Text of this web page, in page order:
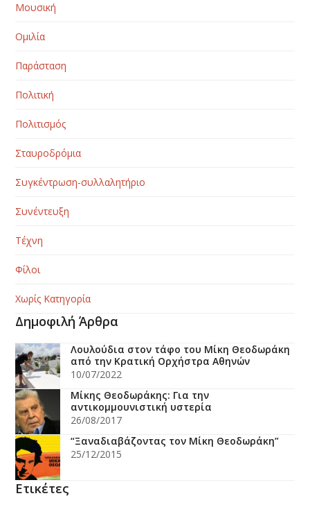
Μουσική
Ομιλία
Παράσταση
Πολιτική
Πολιτισμός
Σταυροδρόμια
Συγκέντρωση-συλλαλητήριο
Συνέντευξη
Τέχνη
Φίλοι
Χωρίς Κατηγορία
Δημοφιλή Άρθρα
Λουλούδια στον τάφο του Μίκη Θεοδωράκη
από την Κρατική Ορχήστρα Αθηνών
10/07/2022
Μίκης Θεοδωράκης: Για την
αντικομμουνιστική υστερία
26/08/2017
“Ξαναδιαβάζοντας τον Μίκη Θεοδωράκη”
25/12/2015
Ετικέτες